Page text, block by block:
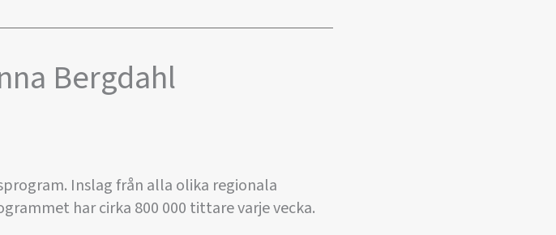
Bergdahl
Inslag från alla olika regionala
har cirka 800 000 tittare varje vecka.